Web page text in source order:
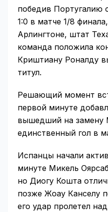
победив Португалию
1:0 в матче 1/8
Арлингтоне, штат
команда положила
Криштиану Роналду
титул.
Решающий момент
первой минуте
вышедший на замену
единственный гол в
Испанцы начали
минуте Микель
но Диогу Кошта
позже Жоау Канселу
его удар пролетел